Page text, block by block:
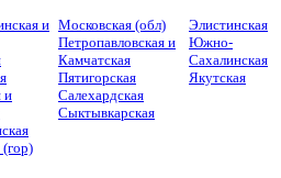
и
и
Московская (обл)
Петропавловская и
Камчатская
Пятигорская
Салехардская
Сыктывкарская
Элистинская
Южно-
Сахалинская
Якутская